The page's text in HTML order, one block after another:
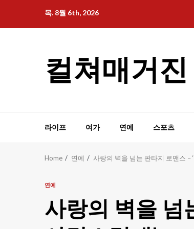
content
목. 8월 6th, 2026
컬쳐매거진
라이프 여가 연예 스포츠
Home 연예 사랑의 벽을 넘는 판타지 로맨스 –
연예
사랑의 벽을 넘